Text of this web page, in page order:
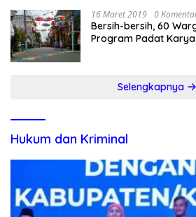
16 Maret 2019 0
Bersih-bersih, 60
Program Padat Karya
Selengkapnya
Hukum dan Kriminal